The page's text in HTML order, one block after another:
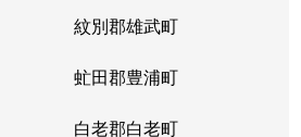
紋別郡雄武町
虻田郡豊浦町
白老郡白老町